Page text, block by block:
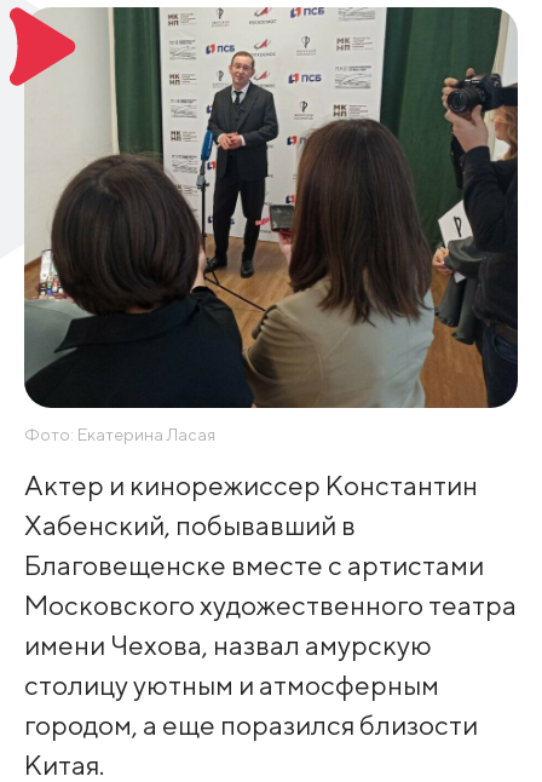
Фото: Екатерина Ласая
Актер и кинорежиссер Константин
Хабенский, побывавший в
Благовещенске вместе с артистами
Московского художественного театра
имени Чехова, назвал амурскую
столицу уютным и атмосферным
городом, а еще поразился близости
Китая.